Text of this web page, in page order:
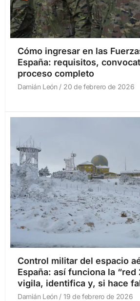
Cómo ingresar en las
España: requisitos,
proceso completo
Damián León 20 de febrero de 2026
Control militar del espacio
España: así funciona la “red
vigila, identifica y, si hace
Damián León 19 de febrero de 2026